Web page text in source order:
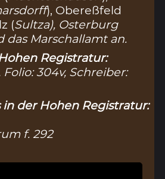
), Obereßfeld
(Sultza), Osterburg
das Marschallamt an.
Registratur:
Folio: 304v, Schreiber:
der Hohen Registratur:
f. 292